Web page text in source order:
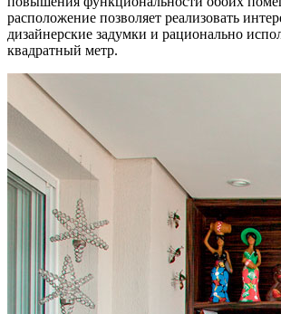
расположение позволяет реализовать
дизайнерские задумки и рационально
квадратный метр.